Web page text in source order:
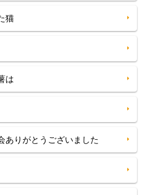
猫
は
りがとうございました